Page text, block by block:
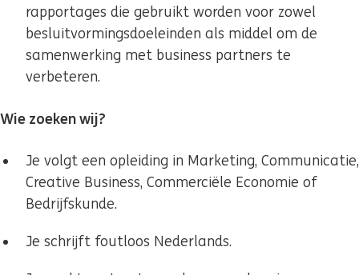
rapportages die gebruikt worden voor zowel
besluitvormingsdoeleinden als middel om de
samenwerking met business partners te
verbeteren.
Wie zoeken wij?
Je volgt een opleiding in Marketing, Communicatie,
Creative Business, Commerciële Economie of
Bedrijfskunde.
Je schrijft foutloos Nederlands.